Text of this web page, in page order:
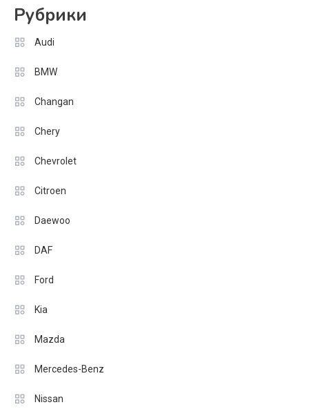
Рубрики
Audi
BMW
Changan
Chery
Chevrolet
Citroen
Daewoo
DAF
Ford
Kia
Mazda
Mercedes-Benz
Nissan